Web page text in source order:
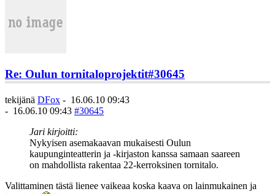
Re: Oulun tornitaloprojektit#30645
tekijänä DFox - 16.06.10 09:43
- 16.06.10 09:43 #30645
Jari kirjoitti:
Nykyisen asemakaavan mukaisesti Oulun
kaupunginteatterin ja -kirjaston kanssa samaan saareen
on mahdollista rakentaa 22-kerroksinen tornitalo.
Valittaminen tästä lienee vaikeaa koska kaava on lainmukainen ja